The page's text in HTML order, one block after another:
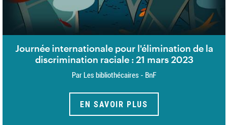
Journée internationale pour l'élimination de la
discrimination raciale : 21 mars 2023
Par Les bibliothécaires - BnF
EN SAVOIR PLUS